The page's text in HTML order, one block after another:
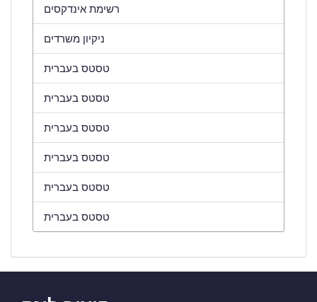
רשימת אינדקסים
ניקיון משרדים
טסטס בעברית
טסטס בעברית
טסטס בעברית
טסטס בעברית
טסטס בעברית
טסטס בעברית